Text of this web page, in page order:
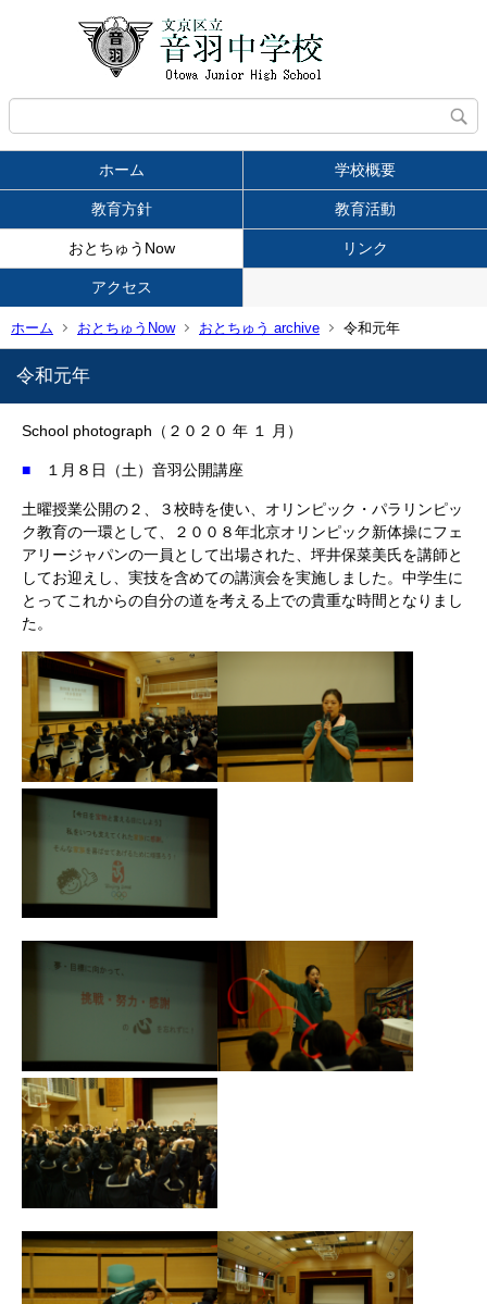
ホーム 学校概要
教育方針 教育活動
おとちゅうNow リンク
アクセス
ホーム おとちゅうNow おとちゅう archive 令和元年
令和元年
School photograph（２０２０ 年 １ 月）
■ １月８日（土）音羽公開講座
土曜授業公開の２、３校時を使い、オリンピック・パラリンピッ
ク教育の一環として、２００８年北京オリンピック新体操にフェ
アリージャパンの一員として出場された、坪井保菜美氏を講師と
してお迎えし、実技を含めての講演会を実施しました。中学生に
とってこれからの自分の道を考える上での貴重な時間となりまし
た。